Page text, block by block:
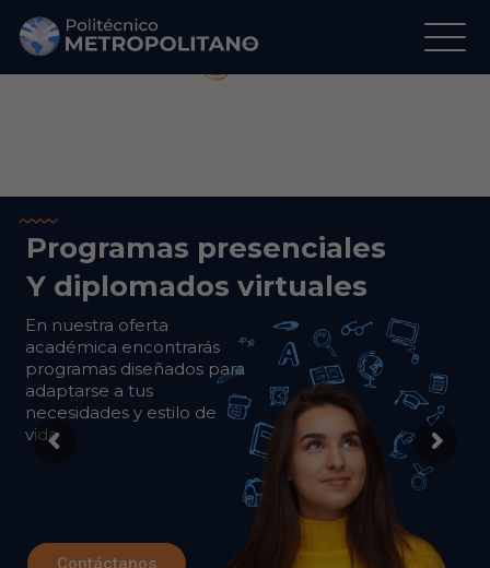
Programas presenciales
Y diplomados virtuales
En nuestra oferta
académica encontrarás
programas diseñados para
adaptarse a tus
necesidades y estilo de
vida.
Contáctanos